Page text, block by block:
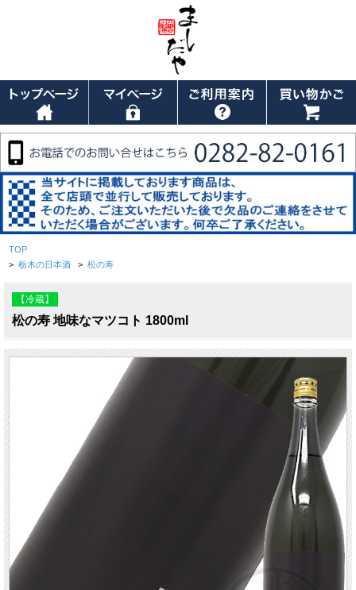
TOP
> 栃木の日本酒 > 松の寿
【冷蔵】
松の寿 地味なマツコト 1800ml